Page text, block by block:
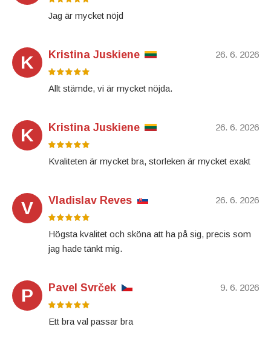
Jag är mycket nöjd
K 26. 6. 2026
Kristina Juskiene
Allt stämde, vi är mycket nöjda.
K 26. 6. 2026
Kristina Juskiene
Kvaliteten är mycket bra, storleken är mycket exakt
V 26. 6. 2026
Vladislav Reves
Högsta kvalitet och sköna att ha på sig, precis som
jag hade tänkt mig.
P 9. 6. 2026
Pavel Svrček
Ett bra val passar bra